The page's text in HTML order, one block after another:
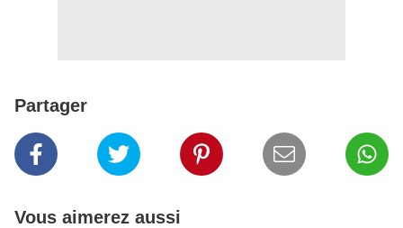
Partager
Vous aimerez aussi